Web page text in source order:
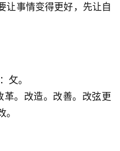
让事情变得更好，先让自
攵。
。改造。改善。改弦更